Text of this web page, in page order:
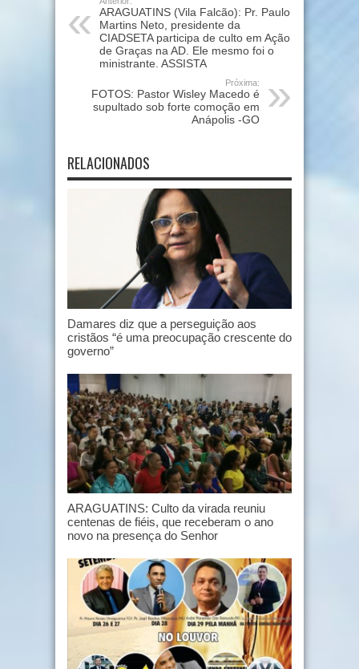
ARAGUATINS (Vila Falcão): Pr. Paulo
Martins Neto, presidente da
CIADSETA participa de culto em Ação
de Graças na AD. Ele mesmo foi o
ministrante. ASSISTA
Próxima:
FOTOS: Pastor Wisley Macedo é
supultado sob forte comoção em
Anápolis -GO
RELACIONADOS
Damares diz que a perseguição aos
cristãos “é uma preocupação crescente do
governo”
ARAGUATINS: Culto da virada reuniu
centenas de fiéis, que receberam o ano
novo na presença do Senhor